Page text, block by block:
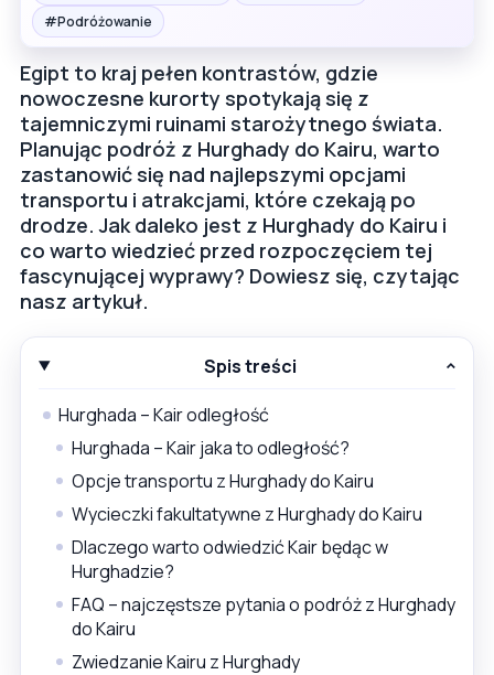
#Podróżowanie
Egipt to kraj pełen kontrastów, gdzie
nowoczesne kurorty spotykają się z
tajemniczymi ruinami starożytnego świata.
Planując podróż z Hurghady do Kairu, warto
zastanowić się nad najlepszymi opcjami
transportu i atrakcjami, które czekają po
drodze. Jak daleko jest z Hurghady do Kairu i
co warto wiedzieć przed rozpoczęciem tej
fascynującej wyprawy? Dowiesz się, czytając
nasz artykuł.
Spis treści
Hurghada – Kair odległość
Hurghada – Kair jaka to odległość?
Opcje transportu z Hurghady do Kairu
Wycieczki fakultatywne z Hurghady do Kairu
Dlaczego warto odwiedzić Kair będąc w
Hurghadzie?
FAQ – najczęstsze pytania o podróż z Hurghady
do Kairu
Zwiedzanie Kairu z Hurghady